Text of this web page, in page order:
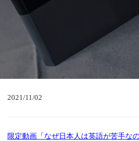
2021/11/02
限定動画「なぜ日本人は英語が苦手なの